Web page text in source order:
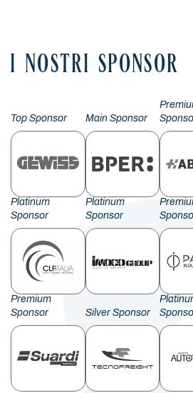
I NOSTRI SPONSOR
Top Sponsor Main Sponsor
Platinum
Sponsor
Platinum
Sponsor
Premium
Sponsor
Silver Sponsor